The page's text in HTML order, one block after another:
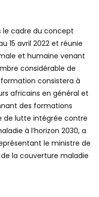
le cadre du concept
15 avril 2022 et réunie
et humaine venant
considérable de
consistera à
africains en général et
des formations
de lutte intégrée contre
à l’horizon 2030, a
le ministre de
la couverture maladie